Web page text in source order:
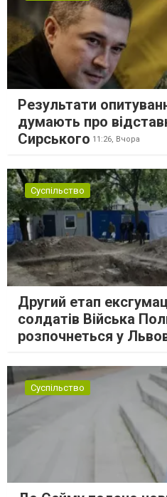
Результати
думають про
Сирського 11:26, Вчора
Суспільство
Другий етап
солдатів Війська
розпочнеться у
Суспільство